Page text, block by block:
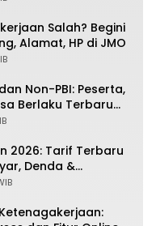
Salah? Begini
Alamat, HP di JMO
Non-PBI: Peserta,
Berlaku Terbaru
2026: Tarif Terbaru
Denda &
JKN-KIS